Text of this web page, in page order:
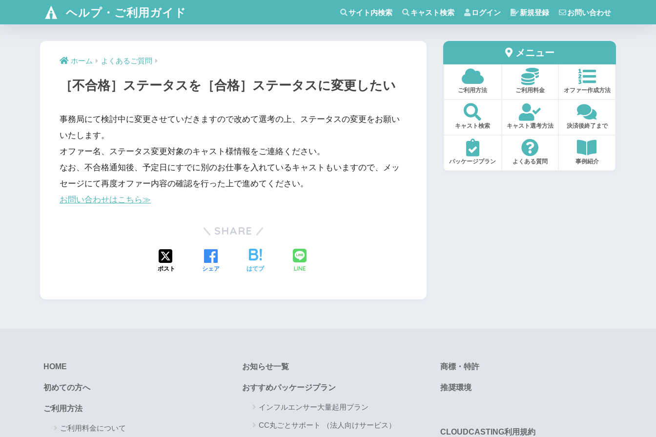
ヘルプ・ご利用ガイド サイト内検索 キャスト検索 ログイン 新規登録 お問い合わせ
ホーム よくあるご質問
［不合格］ステータスを［合格］ステータスに変更したい
事務局にて検討中に変更させていだきますので改めて選考の上、ステータスの変更をお願い
いたします。
オファー名、ステータス変更対象のキャスト様情報をご連絡ください。
なお、不合格通知後、予定日にすでに別のお仕事を入れているキャストもいますので、メッ
セージにて再度オファー内容の確認を行った上で進めてください。
お問い合わせはこちら≫
SHARE
ポスト シェア はてブ LINE
メニュー
ご利用方法 ご利用料金 オファー作成方法
キャスト検索 キャスト選考方法 決済後終了まで
パッケージプラン よくある質問 事例紹介
HOME
初めての方へ
ご利用方法
ご利用料金について
お知らせ一覧
おすすめパッケージプラン
インフルエンサー大量起用プラン
CC丸ごとサポート （法人向けサービス）
商標・特許
推奨環境
CLOUDCASTING利用規約